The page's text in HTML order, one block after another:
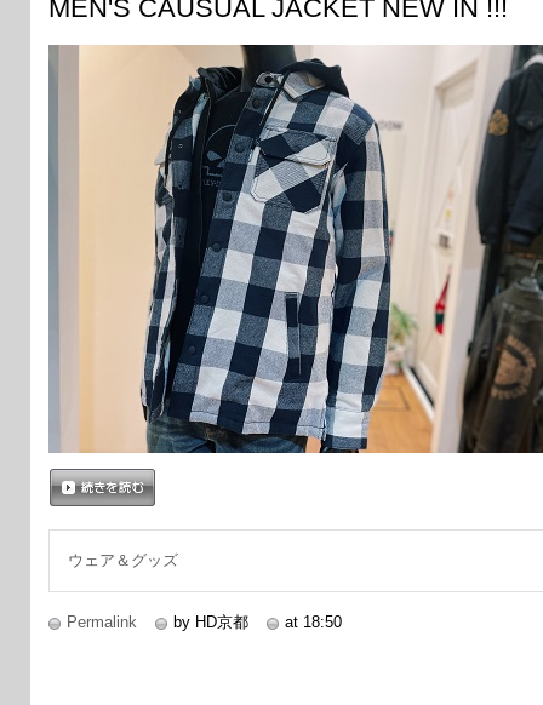
MEN'S CAUSUAL JACKET NEW IN !!!
ウェア＆グッズ
Permalink by HD京都 at 18:50